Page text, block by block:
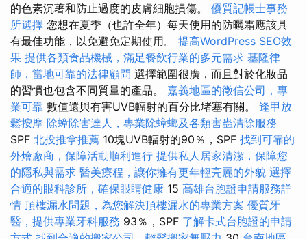
的色素沉著和防止過度的皮膚細胞損傷。 優質記帳士事務
所選擇 您想在夏季（也許全年）每天使用的防曬霜應該具
有最佳功能，以免避免定期使用。 提高WordPress SEO效
果 提供各類食品機械，滿足餐飲行業的多元需求 基隆律
師，當地可靠的法律顧問 選擇範圍很廣，而且對於化妝品
的習慣也包含不同質量的產品。 嘉義地區的徵信公司，專
業可靠 數值還與有害UVB輻射的百分比堵塞有關。 逢甲放
鬆按摩 除蟑除害達人，專業除蟑螂及各類害蟲清除服務
SPF 北投推拿推薦 10塊UVB輻射的90％，SPF 找到可靠的
外燴廠商，保障活動順利進行 提供私人居家清潔，保障您
的隱私與需求 醫美療程，讓你擁有更年輕亮麗的外貌 選擇
合適的眼科診所，確保眼睛健康 15 高雄台胞證申請服務詳
情 頂樓漏水問題，為您解決頂樓漏水的專業方案 優質牙
醫，提供專業牙科服務 93％，SPF 了解卡式台胞證的申請